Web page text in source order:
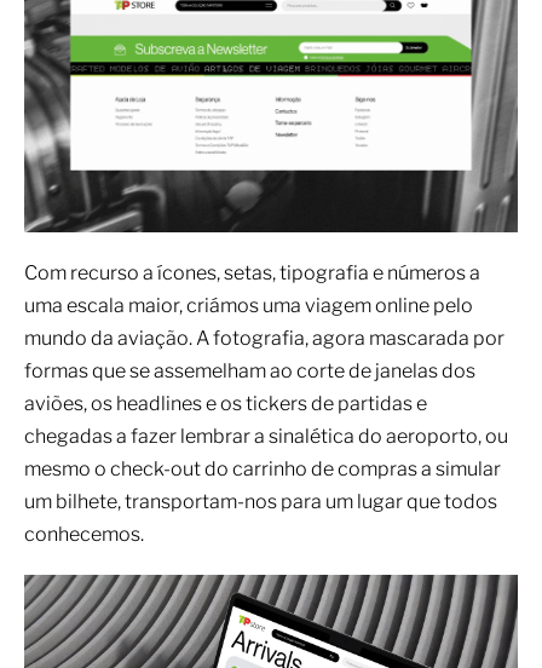
Com recurso a ícones, setas, tipografia e números a
uma escala maior, criámos uma viagem online pelo
mundo da aviação. A fotografia, agora mascarada por
formas que se assemelham ao corte de janelas dos
aviões, os headlines e os tickers de partidas e
chegadas a fazer lembrar a sinalética do aeroporto, ou
mesmo o check-out do carrinho de compras a simular
um bilhete, transportam-nos para um lugar que todos
conhecemos.